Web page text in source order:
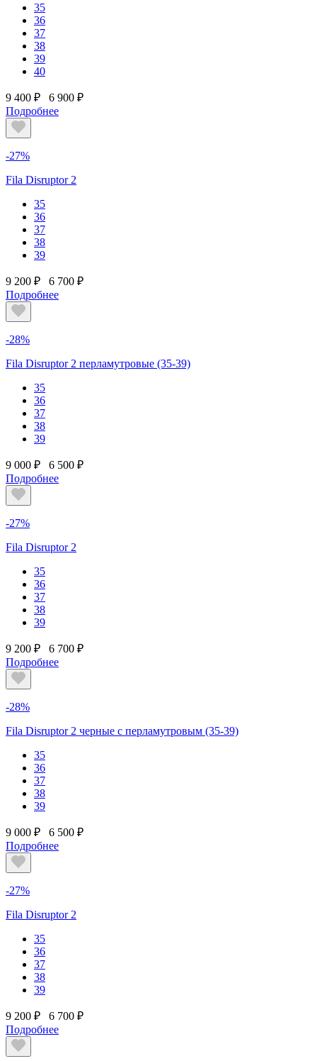
35
36
37
38
39
40
9 400 ₽
6 900 ₽
Подробнее
-27%
Fila Disruptor 2
35
36
37
38
39
9 200 ₽
6 700 ₽
Подробнее
-28%
Fila Disruptor 2 перламутровые (35-39)
35
36
37
38
39
9 000 ₽
6 500 ₽
Подробнее
-27%
Fila Disruptor 2
35
36
37
38
39
9 200 ₽
6 700 ₽
Подробнее
-28%
Fila Disruptor 2 черные с перламутровым (35-39)
35
36
37
38
39
9 000 ₽
6 500 ₽
Подробнее
-27%
Fila Disruptor 2
35
36
37
38
39
9 200 ₽
6 700 ₽
Подробнее